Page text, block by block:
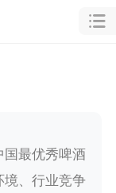
最优秀啤酒
、行业竞争